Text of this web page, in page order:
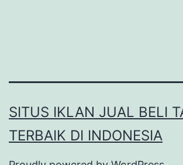
SITUS IKLAN JUAL BELI
TERBAIK DI INDONESIA